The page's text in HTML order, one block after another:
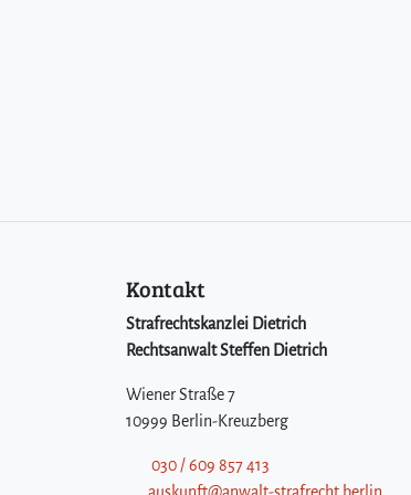
Kontakt
Strafrechtskanzlei Dietrich
Rechtsanwalt Steffen Dietrich
Wiener Straße 7
10999 Berlin-Kreuzberg
030 / 609 857 413